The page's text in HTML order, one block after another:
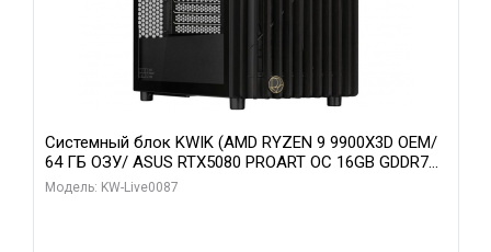
Системный блок KWIK (AMD RYZEN 9 9900X3D OEM/
64 ГБ ОЗУ/ ASUS RTX5080 PROART OC 16GB GDDR7
256bit Type-C DP 2/ 1 ТБ SSD)
Модель: KW-Live0087